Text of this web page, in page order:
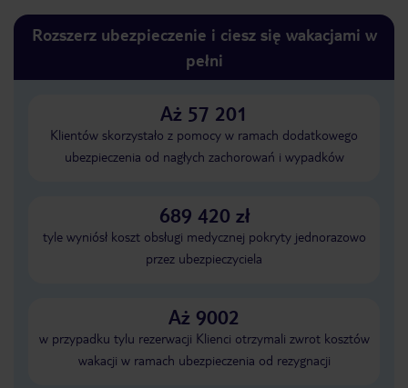
Rozszerz ubezpieczenie i ciesz się wakacjami w
pełni
Aż 57 201
Klientów skorzystało z pomocy w ramach dodatkowego
ubezpieczenia od nagłych zachorowań i wypadków
689 420 zł
tyle wyniósł koszt obsługi medycznej pokryty jednorazowo
przez ubezpieczyciela
Aż 9002
w przypadku tylu rezerwacji Klienci otrzymali zwrot kosztów
wakacji w ramach ubezpieczenia od rezygnacji